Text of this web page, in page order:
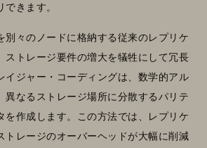
きます。
別々のノードに格納する従来のレプリケ
ストレージ要件の増大を犠牲にして冗長
イジャー・コーディングは、数学的アル
異なるストレージ場所に分散するパリテ
を作成します。この方法では、レプリケ
トレージのオーバーヘッドが大幅に削減